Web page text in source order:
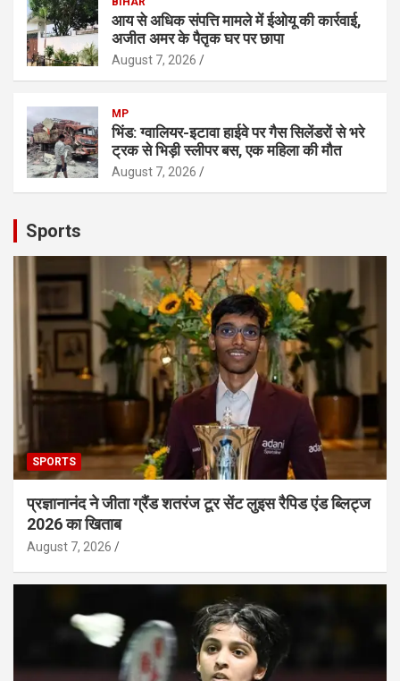
आय से अधिक संपत्ति मामले में ईओयू की कार्रवाई,
अजीत अमर के पैतृक घर पर छापा
August 7, 2026
MP
भिंड: ग्वालियर-इटावा हाईवे पर गैस सिलेंडरों से भरे
ट्रक से भिड़ी स्लीपर बस, एक महिला की मौत
August 7, 2026
Sports
SPORTS
प्रज्ञानानंद ने जीता ग्रैंड शतरंज टूर सेंट लुइस रैपिड एंड ब्लिट्ज
2026 का खिताब
August 7, 2026